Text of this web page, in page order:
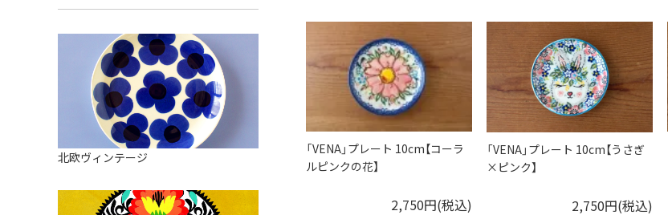
「VENA」プレート 10cm【コーラ
ルピンクの花】
2,750円(税込)
「VENA」プレート 10cm【うさぎ
×ピンク】
2,750円(税込)
スープカップ
そば猪口・フリーカップ
ココット
薬味入れ
ミキシングボウル
すべて見る
オーナメント
クリーマー
バス・洗面用品
家具小物
小物入れ
アロマポット
バスケット
ペンダントトップ
すべて見る
北欧ヴィンテージ